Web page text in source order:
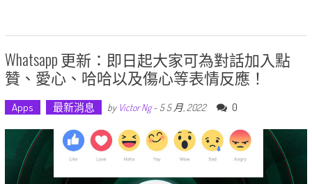
Whatsapp 更新：即日起大家可為對話加入點
贊、愛心、哈哈以及傷心等表情反應！
Apps 最新消息 by Victor Ng- 5 5 月, 2022 0